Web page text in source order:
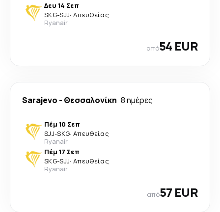
Δευ 14 Σεπ
SKG-SJJ· Απευθείας
Ryanair
από54 EUR
Sarajevo - Θεσσαλονίκη 8 ημέρες
Πέμ 10 Σεπ
SJJ-SKG· Απευθείας
Ryanair
Πέμ 17 Σεπ
SKG-SJJ· Απευθείας
Ryanair
από57 EUR